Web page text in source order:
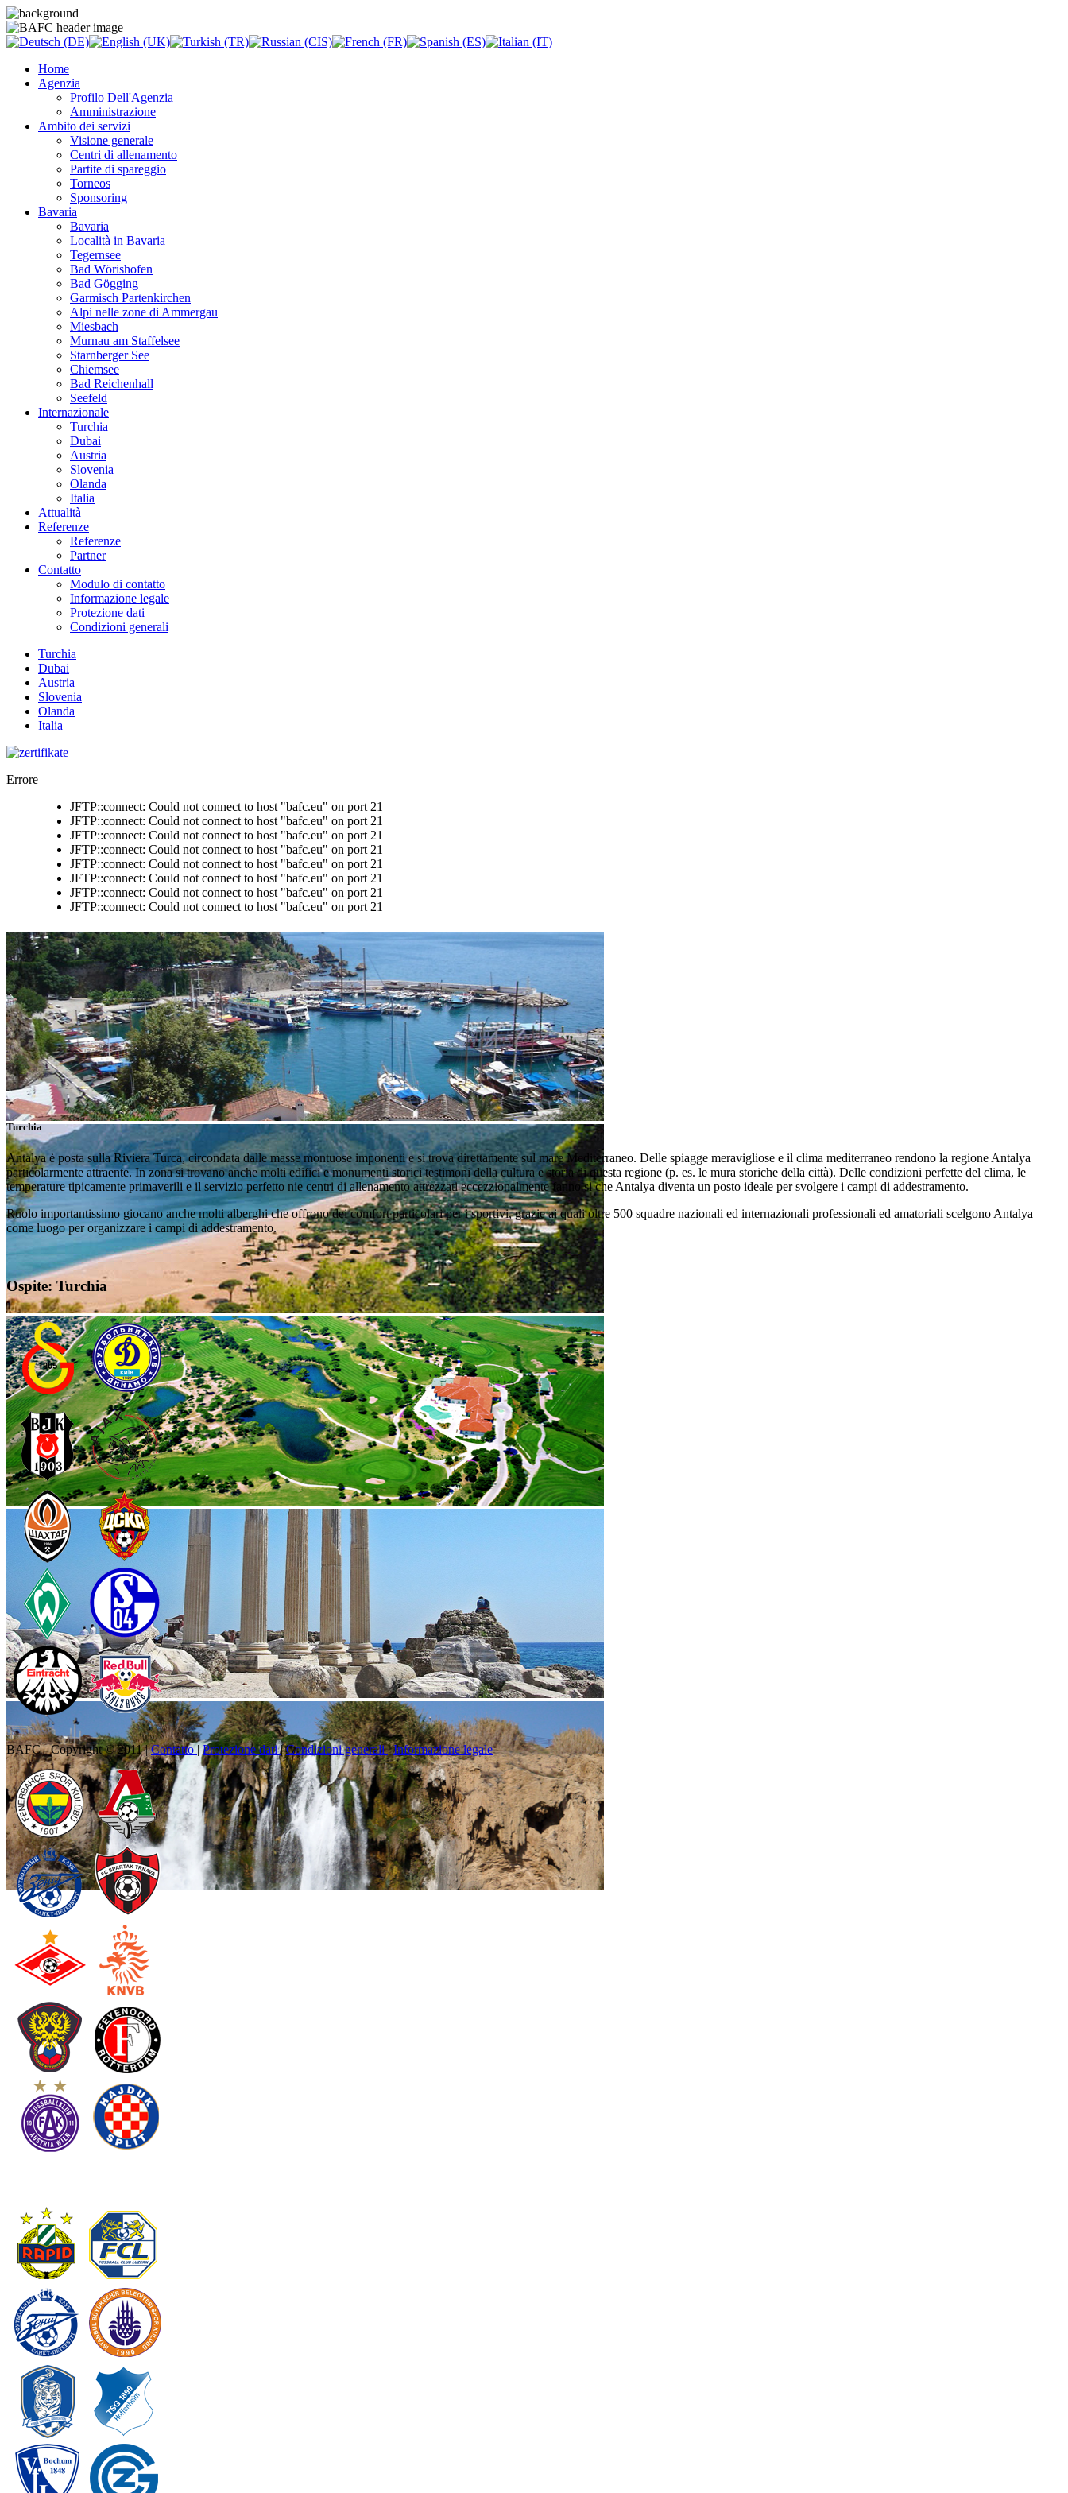
Home
Agenzia
Profilo Dell'Agenzia
Amministrazione
Ambito dei servizi
Visione generale
Centri di allenamento
Partite di spareggio
Torneos
Sponsoring
Bavaria
Bavaria
Località in Bavaria
Tegernsee
Bad Wörishofen
Bad Gögging
Garmisch Partenkirchen
Alpi nelle zone di Ammergau
Miesbach
Murnau am Staffelsee
Starnberger See
Chiemsee
Bad Reichenhall
Seefeld
Internazionale
Turchia
Dubai
Austria
Slovenia
Olanda
Italia
Attualità
Referenze
Referenze
Partner
Contatto
Modulo di contatto
Informazione legale
Protezione dati
Condizioni generali
Turchia
Dubai
Austria
Slovenia
Olanda
Italia
Errore
JFTP::connect: Could not connect to host "bafc.eu" on port 21
JFTP::connect: Could not connect to host "bafc.eu" on port 21
JFTP::connect: Could not connect to host "bafc.eu" on port 21
JFTP::connect: Could not connect to host "bafc.eu" on port 21
JFTP::connect: Could not connect to host "bafc.eu" on port 21
JFTP::connect: Could not connect to host "bafc.eu" on port 21
JFTP::connect: Could not connect to host "bafc.eu" on port 21
JFTP::connect: Could not connect to host "bafc.eu" on port 21
Turchia
Antalya è posta sulla Riviera Turca, circondata dalle masse montuose imponenti e si trova direttamente sul mare Mediterraneo. Delle spiagge meravigliose e il clima mediterraneo rendono la regione Antalya
particolarmente attraente. In zona si trovano anche molti edifici e monumenti storici testimoni della cultura e storia di questa regione (p. es. le mura storiche della città). Delle condizioni perfette del clima, le
temperature tipicamente primaverili e il servizio perfetto nie centri di allenamento attrezzati eccezzionalmente fanno si che Antalya diventa un posto ideale per svolgere i campi di addestramento.
Ruolo importantissimo giocano anche molti alberghi che offrono dei comfort particolari per i sportivi, grazie ai quali oltre 500 squadre nazionali ed internazionali professionali ed amatoriali scelgono Antalya
come luogo per organizzare i campi di addestramento.
Ospite: Turchia
BAFC - Copyright © 2011|Contatto|Protezione dati|Condizioni generali|Informazione legale